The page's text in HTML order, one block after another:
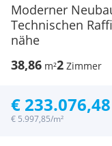
Moderner
Technischen
nähe
38,86 m²2 Zimmer
€ 233.076,48
€ 5.997,85/m²